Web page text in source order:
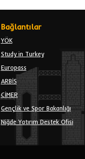
Bağlantılar
YÖK
Study in Turkey
Europass
ARBİS
CİMER
Gençlik ve Spor Bakanlığı
Niğde Yatırım Destek Ofisi